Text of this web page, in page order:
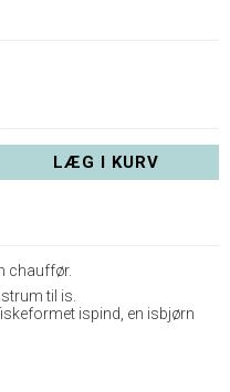
LÆG I KURV
chauffør.
til is.
ispind, en isbjørn